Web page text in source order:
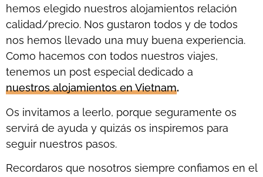
hemos elegido nuestros alojamientos relación
calidad/precio. Nos gustaron todos y de todos
nos hemos llevado una muy buena experiencia.
Como hacemos con todos nuestros viajes,
tenemos un post especial dedicado a
nuestros alojamientos en Vietnam.
Os invitamos a leerlo, porque seguramente os
servirá de ayuda y quizás os inspiremos para
seguir nuestros pasos.
Recordaros que nosotros siempre confiamos en el